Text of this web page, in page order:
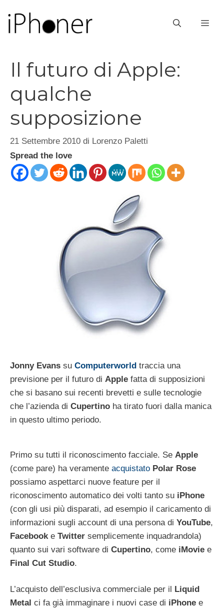
contenuto
Il futuro di Apple:
qualche
supposizione
21 Settembre 2010 di Lorenzo Paletti
Spread the love
Jonny Evans su Computerworld traccia una
previsione per il futuro di Apple fatta di supposizioni
che si basano sui recenti brevetti e sulle tecnologie
che l’azienda di Cupertino ha tirato fuori dalla manica
in questo ultimo periodo.
Primo su tutti il riconoscimento facciale. Se Apple
(come pare) ha veramente acquistato Polar Rose
possiamo aspettarci nuove feature per il
riconoscimento automatico dei volti tanto su iPhone
(con gli usi più disparati, ad esempio il caricamento di
informazioni sugli account di una persona di YouTube,
Facebooke Twitter semplicemente inquadrandola)
quanto sui vari software di Cupertino, come iMovie e
Final Cut Studio.
L’acquisto dell’esclusiva commerciale per il
Liquid
Metal ci fa già immaginare i nuovi case di iPhone e